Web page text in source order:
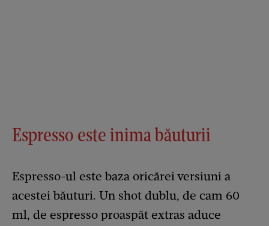
Espresso este inima băuturii
Espresso-ul este baza oricărei versiuni a
acestei băuturi. Un shot dublu, de cam 60
ml, de espresso proaspăt extras aduce